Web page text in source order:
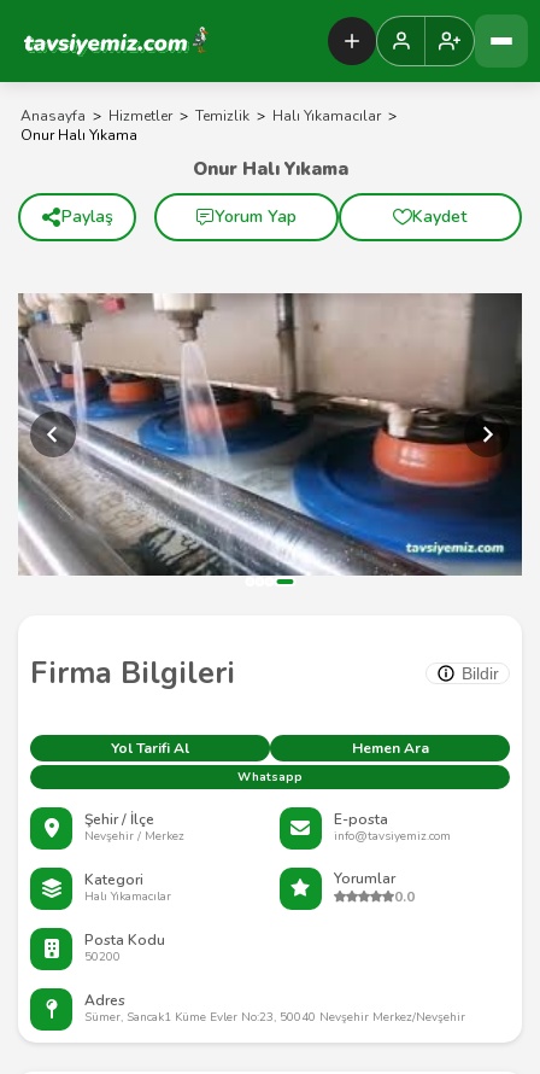
Tavsiyemiz Anasayfa
Anasayfa > Hizmetler > Temizlik > Halı Yıkamacılar >
Onur Halı Yıkama
Firma Bilgileri Bildir
Yol Tarifi Al Hemen Ara
Whatsapp
Şehir / İlçe
Nevşehir / Merkez
E-posta
info@tavsiyemiz.com
Kategori
Halı Yıkamacılar
Yorumlar
0.0
Posta Kodu
50200
Adres
Sümer, Sancak1 Küme Evler No:23, 50040 Nevşehir Merkez/Nevşehir
Onur Halı Yıkama
Paylaş Yorum Yap Kaydet